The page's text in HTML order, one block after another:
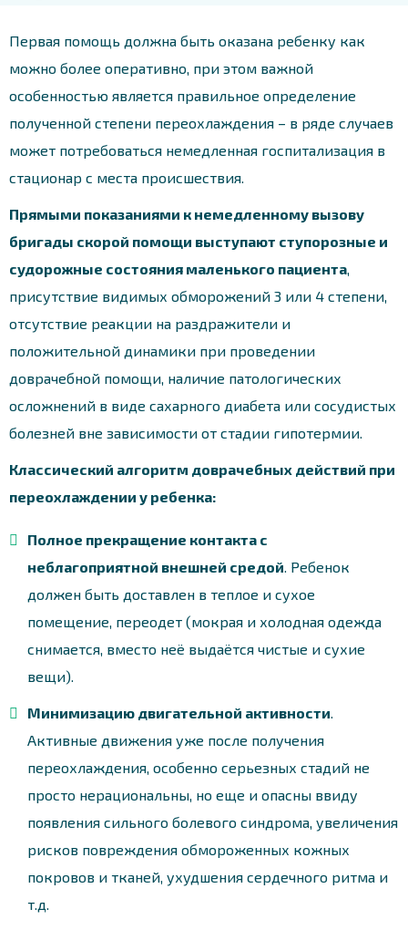
Первая помощь должна быть оказана ребенку как
можно более оперативно, при этом важной
особенностью является правильное определение
полученной степени переохлаждения – в ряде случаев
может потребоваться немедленная госпитализация в
стационар с места происшествия.
Прямыми показаниями к немедленному вызову
бригады скорой помощи выступают ступорозные и
судорожные состояния маленького пациента,
присутствие видимых обморожений 3 или 4 степени,
отсутствие реакции на раздражители и
положительной динамики при проведении
доврачебной помощи, наличие патологических
осложнений в виде сахарного диабета или сосудистых
болезней вне зависимости от стадии гипотермии.
Классический алгоритм доврачебных действий при
переохлаждении у ребенка:
Полное прекращение контакта с
неблагоприятной внешней средой. Ребенок
должен быть доставлен в теплое и сухое
помещение, переодет (мокрая и холодная одежда
снимается, вместо неё выдаётся чистые и сухие
вещи).
Минимизацию двигательной активности.
Активные движения уже после получения
переохлаждения, особенно серьезных стадий не
просто нерациональны, но еще и опасны ввиду
появления сильного болевого синдрома, увеличения
рисков повреждения обмороженных кожных
покровов и тканей, ухудшения сердечного ритма и
т.д.